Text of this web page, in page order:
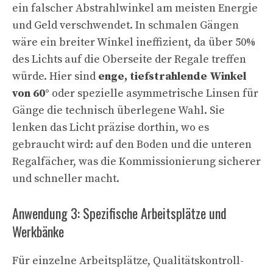
ein falscher Abstrahlwinkel am meisten Energie
und Geld verschwendet. In schmalen Gängen
wäre ein breiter Winkel ineffizient, da über 50%
des Lichts auf die Oberseite der Regale treffen
würde. Hier sind enge, tiefstrahlende Winkel
von 60° oder spezielle asymmetrische Linsen für
Gänge die technisch überlegene Wahl. Sie
lenken das Licht präzise dorthin, wo es
gebraucht wird: auf den Boden und die unteren
Regalfächer, was die Kommissionierung sicherer
und schneller macht.
Anwendung 3: Spezifische Arbeitsplätze und
Werkbänke
Für einzelne Arbeitsplätze, Qualitätskontroll-